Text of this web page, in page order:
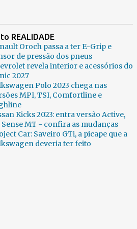
REALIDADE
Oroch passa a ter E-Grip e
de pressão dos pneus
revela interior e acessórios do
2027
Polo 2023 chega nas
MPI, TSI, Comfortline e
Kicks 2023: entra versão Active,
Sense MT - confira as mudanças
Car: Saveiro GTi, a picape que a
deveria ter feito